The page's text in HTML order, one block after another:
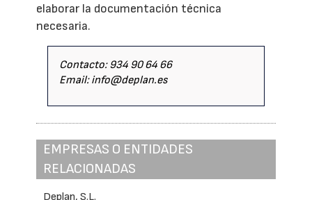
elaborar la documentación técnica
necesaria.
Contacto: 934 90 64 66
Email: info@deplan.es
EMPRESAS O ENTIDADES
RELACIONADAS
Deplan, S.L.